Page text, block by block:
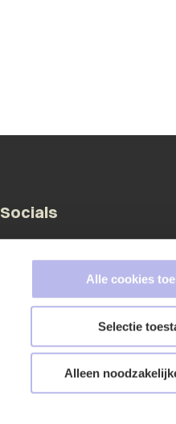
Alle cookies
Selectie
Alleen
Socials
Facebook
Instagram
X (Twitter)